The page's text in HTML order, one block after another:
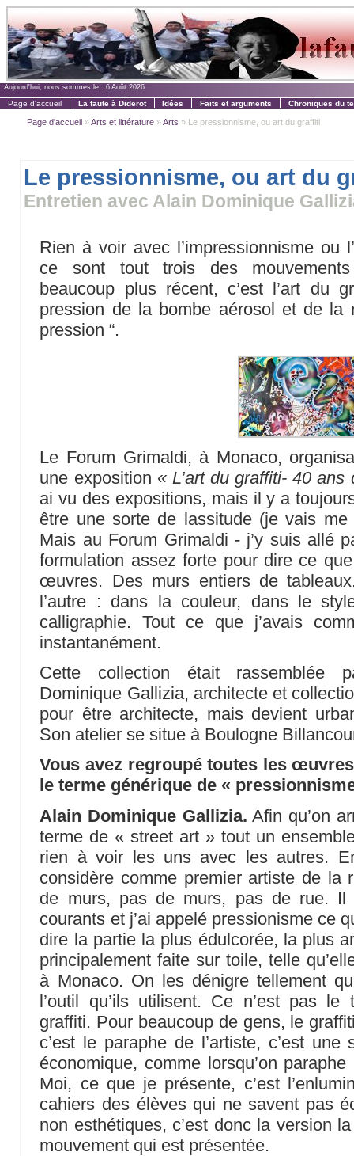
Aujourd'hui, nous sommes le : 6 Août 2026
Page d'accueil La faute à Diderot Idées Faits et arguments Chroniques du
Page d'accueil »Arts et littérature »Arts » Le pressionnisme, ou art du graffiti
Le pressionnisme, ou art du
Entretien avec Alain Dominique
Rien à voir avec l’impressionnisme ou
ce sont tout trois des
beaucoup plus récent, c’est l’art du
pression de la bombe aérosol et de la
pression “.
Le Forum Grimaldi, à Monaco,
une exposition « L’art du graffiti- 40
ai vu des expositions, mais il y a
être une sorte de lassitude (je vais
Mais au Forum Grimaldi - j’y suis allé
formulation assez forte pour dire ce
œuvres. Des murs entiers de
l’autre : dans la couleur, dans le
calligraphie. Tout ce que j’avais
instantanément.
Cette collection était rassemblée
Dominique Gallizia, architecte et
pour être architecte, mais devient
Son atelier se situe à Boulogne
Vous avez regroupé toutes les
le terme générique de «
Alain Dominique Gallizia. Afin qu’on
terme de « street art » tout un
rien à voir les uns avec les autres.
considère comme premier artiste de la
de murs, pas de murs, pas de rue. Il
courants et j’ai appelé pressionisme ce
dire la partie la plus édulcorée, la plus
principalement faite sur toile, telle
à Monaco. On les dénigre tellement
l’outil qu’ils utilisent. Ce n’est pas le
graffiti. Pour beaucoup de gens, le
c’est le paraphe de l’artiste, c’est
économique, comme lorsqu’on
Moi, ce que je présente, c’est
cahiers des élèves qui ne savent pas
non esthétiques, c’est donc la version
mouvement qui est présentée.